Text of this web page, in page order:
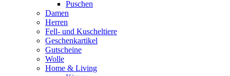
Puschen
Damen
Herren
Fell- und Kuscheltiere
Geschenkartikel
Gutscheine
Wolle
Home & Living